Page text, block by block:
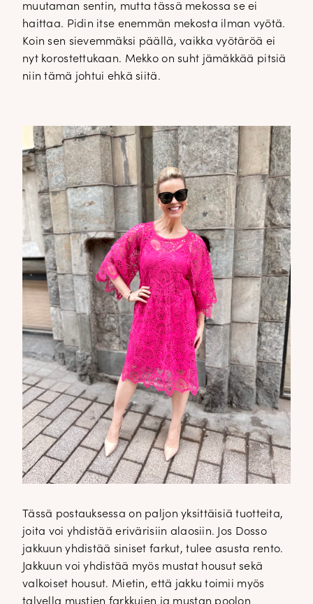
muutaman sentin, mutta tässä mekossa se ei
haittaa. Pidin itse enemmän mekosta ilman vyötä.
Koin sen sievemmäksi päällä, vaikka vyötäröä ei
nyt korostettukaan. Mekko on suht jämäkkää pitsiä
niin tämä johtui ehkä siitä.
Tässä postauksessa on paljon yksittäisiä tuotteita,
joita voi yhdistää erivärisiin alaosiin. Jos Dosso
jakkuun yhdistää siniset farkut, tulee asusta rento.
Jakkuun voi yhdistää myös mustat housut sekä
valkoiset housut. Mietin, että jakku toimii myös
talvella mustien farkkujen ja mustan poolon